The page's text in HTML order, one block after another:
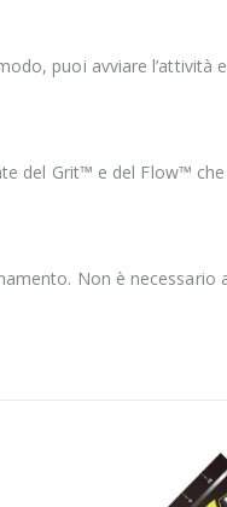
puoi avviare l’attività
del Grit™ e del Flow™
Non è necessario